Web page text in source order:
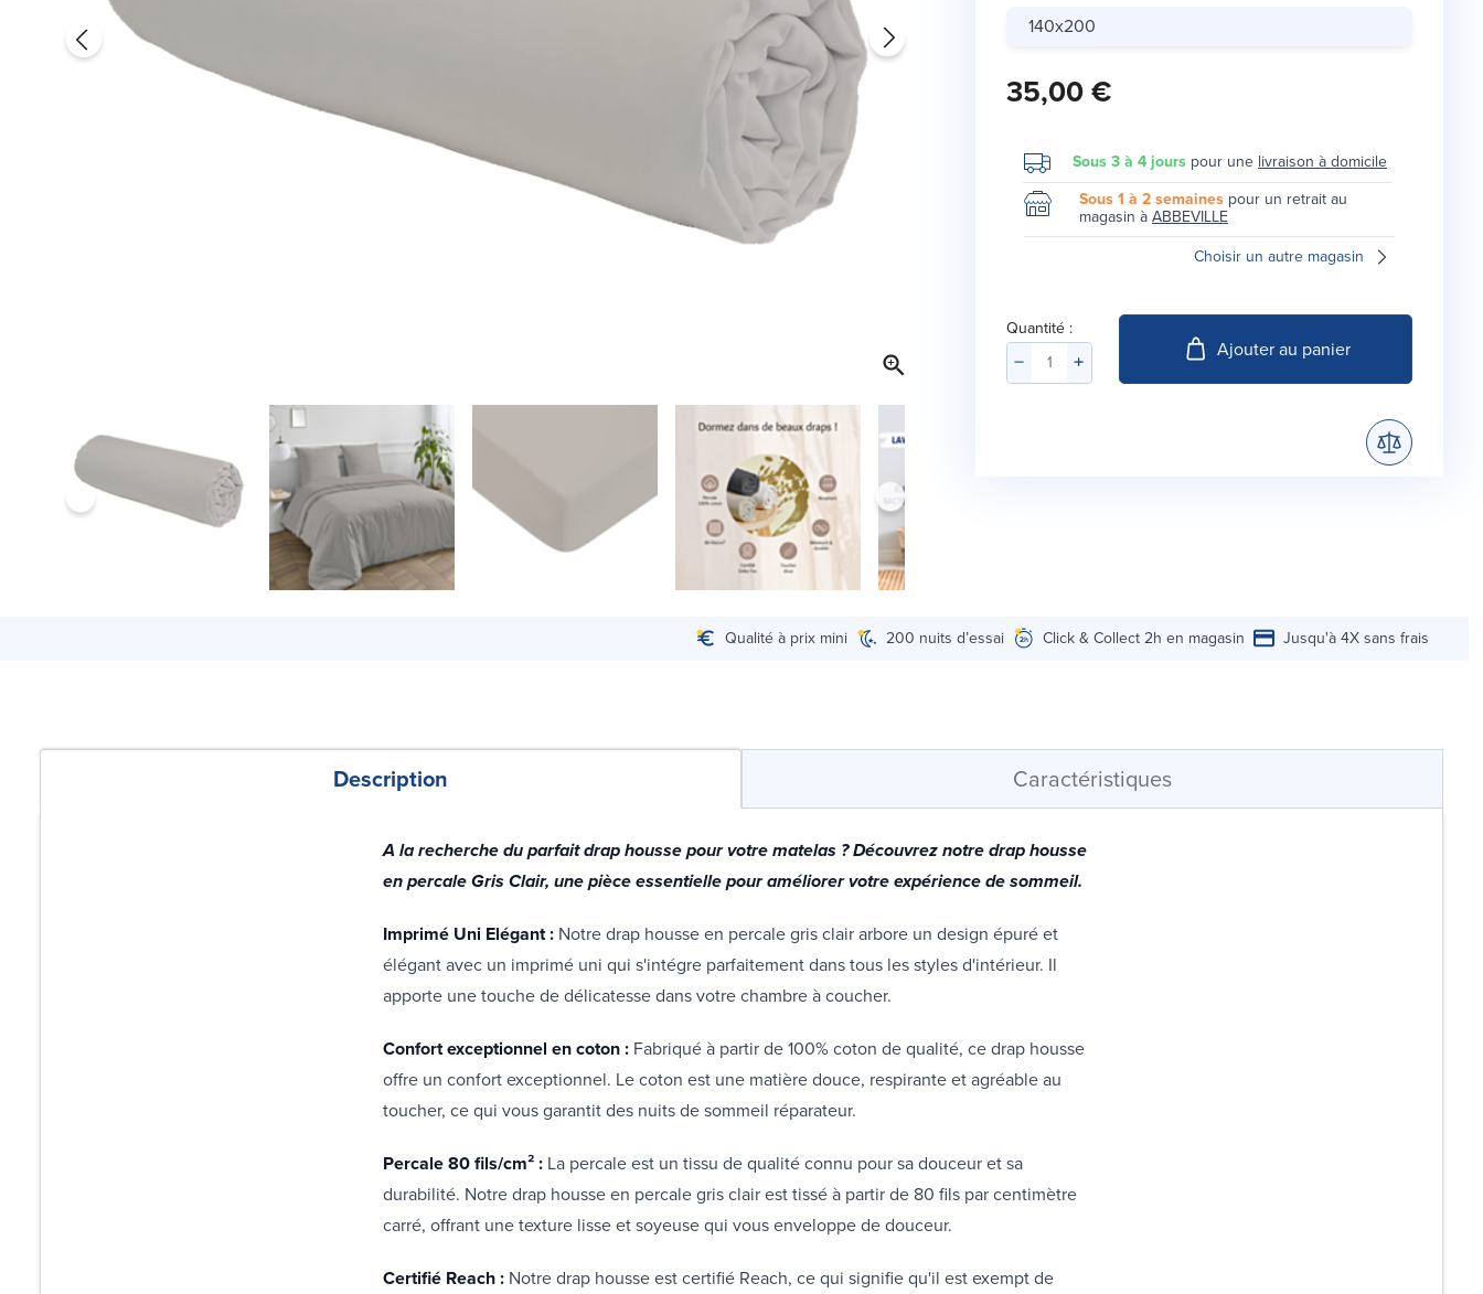
140x200
35,00 €
Sous 3 à 4 jours pour unelivraison à domicile
Sous 1 à 2 semaines pour un retrait au
magasin àABBEVILLE
Choisir un autre magasin
Quantité :
Ajouter au panier
Qualité à prix mini 200 nuits d’essai Click & Collect 2h en magasin Jusqu'à 4X sans frais
Description Caractéristiques
A la recherche du parfait drap housse pour votre matelas ? Découvrez notre drap housse
en percale Gris Clair, une pièce essentielle pour améliorer votre expérience de sommeil.
Imprimé Uni Elégant : Notre drap housse en percale gris clair arbore un design épuré et
élégant avec un imprimé uni qui s'intégre parfaitement dans tous les styles d'intérieur. Il
apporte une touche de délicatesse dans votre chambre à coucher.
Confort exceptionnel en coton : Fabriqué à partir de 100% coton de qualité, ce drap housse
offre un confort exceptionnel. Le coton est une matière douce, respirante et agréable au
toucher, ce qui vous garantit des nuits de sommeil réparateur.
Percale 80 fils/cm² : La percale est un tissu de qualité connu pour sa douceur et sa
durabilité. Notre drap housse en percale gris clair est tissé à partir de 80 fils par centimètre
carré, offrant une texture lisse et soyeuse qui vous enveloppe de douceur.
Certifié Reach : Notre drap housse est certifié Reach, ce qui signifie qu'il est exempt de